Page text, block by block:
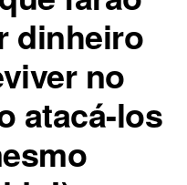
dinheiro
no
atacá-los